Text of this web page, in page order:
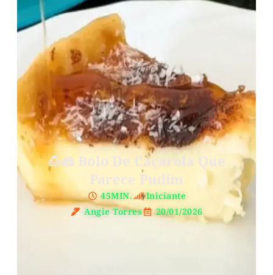
🍮🧀 Bolo De Caçarola Que
Parece Pudim
45MIN.
Iniciante
Angie Torres
20/01/2026